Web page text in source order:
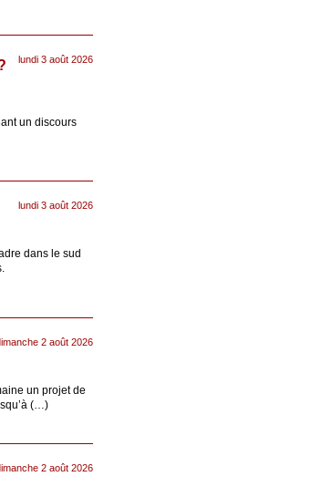
lundi 3 août 2026
un discours
lundi 3 août 2026
dans le sud
2 août 2026
un projet de
(…)
2 août 2026